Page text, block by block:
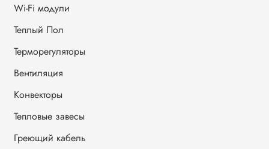
Wi-Fi модули
Теплый Пол
Терморегуляторы
Вентиляция
Конвекторы
Тепловые завесы
Греющий кабель